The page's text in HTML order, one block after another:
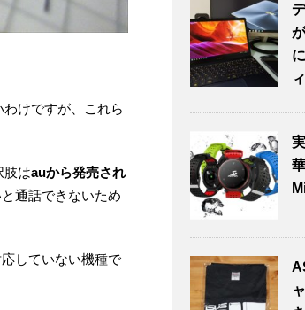
けですが、これら
肢はauから発売され
通話できないため
していない機種で